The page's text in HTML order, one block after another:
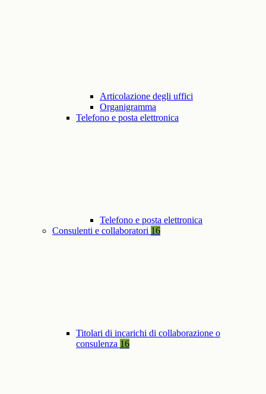
Articolazione degli uffici
Organigramma
Telefono e posta elettronica
Telefono e posta elettronica
Consulenti e collaboratori 16
Titolari di incarichi di collaborazione o
consulenza 16